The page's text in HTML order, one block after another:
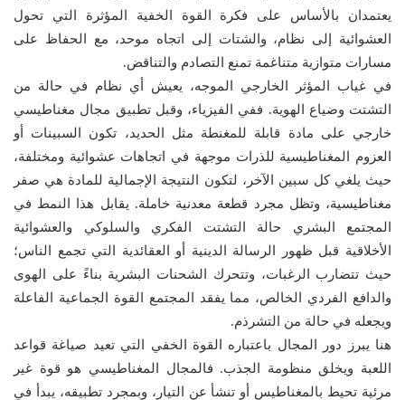
يعتمدان بالأساس على فكرة القوة الخفية المؤثرة التي تحول
العشوائية إلى نظام، والشتات إلى اتجاه موحد، مع الحفاظ على
مسارات متوازية متناغمة تمنع التصادم والتناقض.
في غياب المؤثر الخارجي الموجه، يعيش أي نظام في حالة من
التشتت وضياع الهوية. ففي الفيزياء، وقبل تطبيق مجال مغناطيسي
خارجي على مادة قابلة للمغنطة مثل الحديد، تكون السبينات أو
العزوم المغناطيسية للذرات موجهة في اتجاهات عشوائية ومختلفة،
حيث يلغي كل سبين الآخر، لتكون النتيجة الإجمالية للمادة هي صفر
مغناطيسية، وتظل مجرد قطعة معدنية خاملة. يقابل هذا النمط في
المجتمع البشري حالة التشتت الفكري والسلوكي والعشوائية
الأخلاقية قبل ظهور الرسالة الدينية أو العقائدية التي تجمع الناس؛
حيث تتضارب الرغبات، وتتحرك الشحنات البشرية بناءً على الهوى
والدافع الفردي الخالص، مما يفقد المجتمع القوة الجماعية الفاعلة
ويجعله في حالة من التشرذم.
هنا يبرز دور المجال باعتباره القوة الخفي التي تعيد صياغة قواعد
اللعبة ويخلق منظومة الجذب. فالمجال المغناطيسي هو قوة غير
مرئية تحيط بالمغناطيس أو تنشأ عن التيار، وبمجرد تطبيقه، يبدأ في